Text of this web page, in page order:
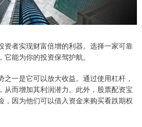
资者实现财富倍增的利器。选择一家可靠
能为你的投资保驾护航。
一是它可以放大收益。通过使用杠杆，
从而增加其利润潜力。此外，股票配资宝
，因为他们可以借入资金来购买看跌期权